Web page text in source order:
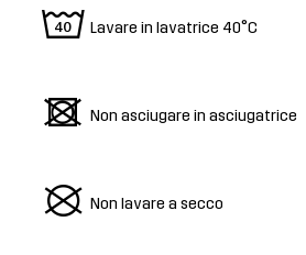
8 Lavare in lavatrice 40°C
d Non asciugare in asciugatrice
U Non lavare a secco